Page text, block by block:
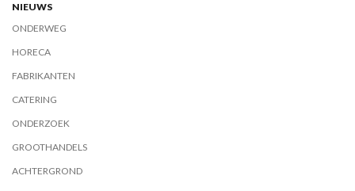
NIEUWS
ONDERWEG
HORECA
FABRIKANTEN
CATERING
ONDERZOEK
GROOTHANDELS
ACHTERGROND